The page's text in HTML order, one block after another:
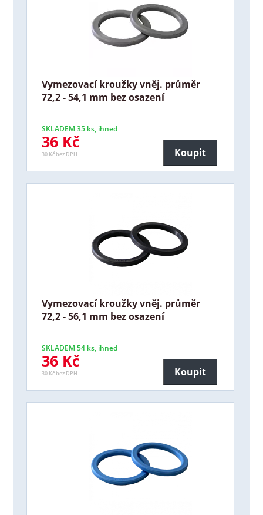
Vymezovací kroužky vněj. průměr
72,2 - 54,1 mm bez osazení
SKLADEM 35 ks, ihned
36 Kč
30 Kč bez DPH Koupit
Vymezovací kroužky vněj. průměr
72,2 - 56,1 mm bez osazení
SKLADEM 54 ks, ihned
36 Kč
30 Kč bez DPH Koupit